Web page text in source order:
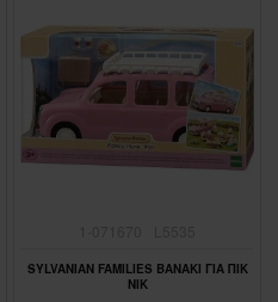
SYLVANIAN FAMILIES ΒΑΝΑΚΙ ΓΙΑ ΠΙΚ
ΝΙΚ